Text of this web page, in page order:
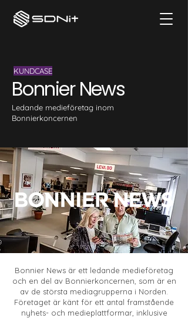
KUNDCASE
Bonnier News
Ledande medieföretag inom
Bonnierkoncernen
Bonnier News är ett ledande medieföretag
och en del av Bonnierkoncernen, som är en
av de största mediagrupperna i Norden.
Företaget är känt för ett antal framstående
nyhets- och medieplattformar, inklusive